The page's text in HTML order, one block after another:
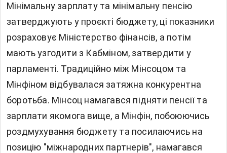
Мінімальну зарплату та мінімальну пенсію
затверджують у проєкті бюджету, ці показники
розраховує Міністерство фінансів, а потім
мають узгодити з Кабміном, затвердити у
парламенті. Традиційно між Мінсоцом та
Мінфіном відбувалася затяжна конкурентна
боротьба. Мінсоц намагався підняти пенсії та
зарплати якомога вище, а Мінфін, побоюючись
роздмухування бюджету та посилаючись на
позицію "міжнародних партнерів", намагався